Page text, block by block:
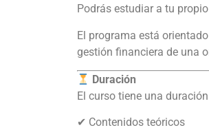
Podrás estudiar a tu
El programa está
gestión financiera de una
Duración
El curso tiene una
✔ Contenidos teóricos